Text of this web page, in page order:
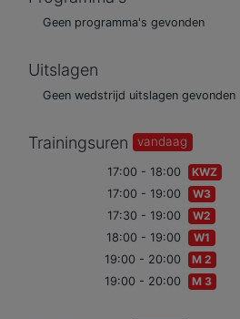
Geen programma's gevonden
Uitslagen
Geen wedstrijd uitslagen gevonden
Trainingsuren vandaag
17:00 - 18:00
KWZ
17:00 - 19:00
W3
17:30 - 19:00
W2
18:00 - 19:00
W1
19:00 - 20:00
M 2
19:00 - 20:00
M 3